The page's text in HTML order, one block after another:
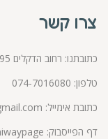
צרו קשר
כתובתנו: רחוב הדקלים 95 פרדס חנה כרכור.
טלפון: 074-7016080
כתובת אימייל:
דף הפייסבוק: